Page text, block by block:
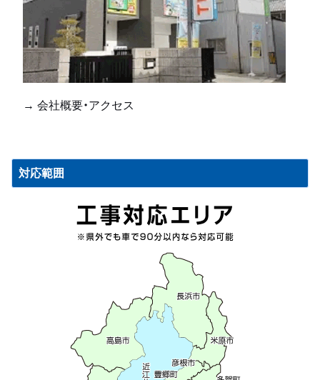
→ 会社概要・アクセス
対応範囲